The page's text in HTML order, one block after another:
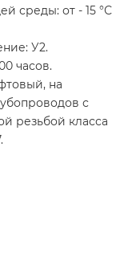
среды: от - 15 °С
У2.
часов.
на
с
резьбой класса